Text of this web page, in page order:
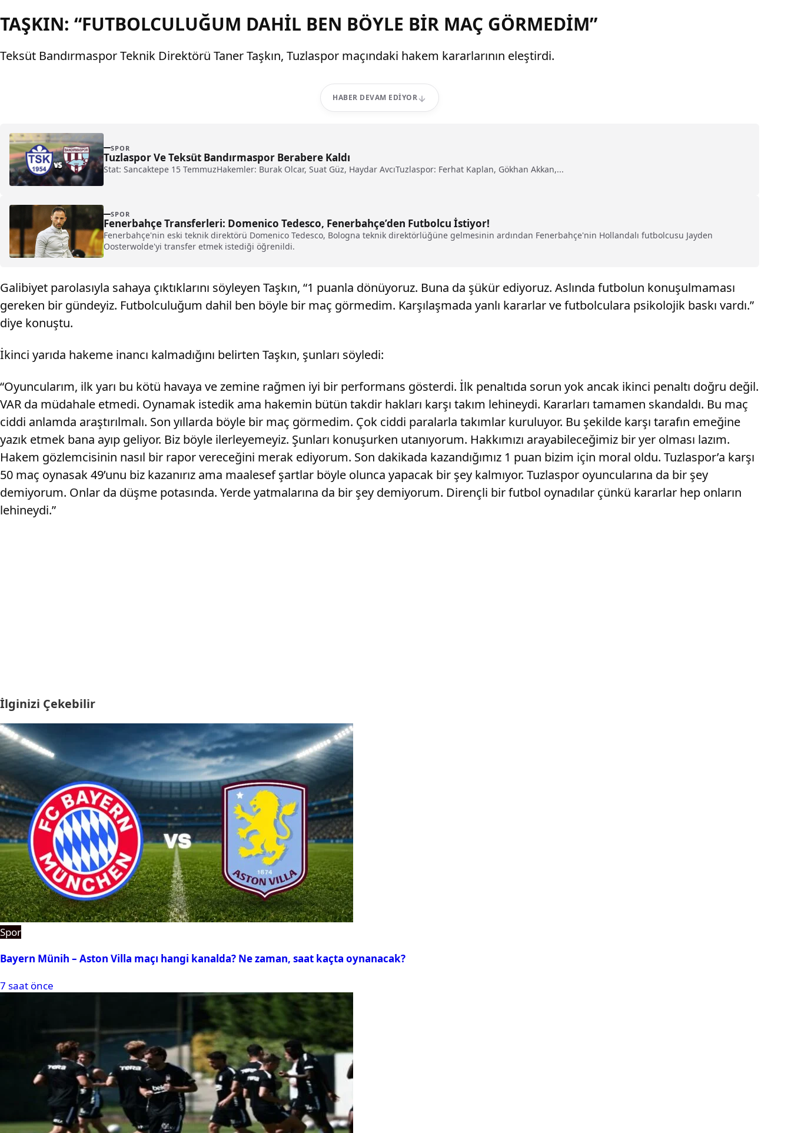
TAŞKIN: “FUTBOLCULUĞUM DAHİL BEN BÖYLE BİR MAÇ GÖRMEDİM”
Teksüt Bandırmaspor Teknik Direktörü Taner Taşkın, Tuzlaspor maçındaki hakem kararlarının eleştirdi.
HABER DEVAM EDIYOR
SPOR
Tuzlaspor Ve Teksüt Bandırmaspor Berabere Kaldı
Stat: Sancaktepe 15 TemmuzHakemler: Burak Olcar, Suat Güz, Haydar AvcıTuzlaspor: Ferhat Kaplan, Gökhan Akkan,...
SPOR
Fenerbahçe Transferleri: Domenico Tedesco, Fenerbahçe’den Futbolcu İstiyor!
Fenerbahçe'nin eski teknik direktörü Domenico Tedesco, Bologna teknik direktörlüğüne gelmesinin ardından Fenerbahçe'nin Hollandalı futbolcusu Jayden
Oosterwolde'yi transfer etmek istediği öğrenildi.
Galibiyet parolasıyla sahaya çıktıklarını söyleyen Taşkın, “1 puanla dönüyoruz. Buna da şükür ediyoruz. Aslında futbolun konuşulmaması
gereken bir gündeyiz. Futbolculuğum dahil ben böyle bir maç görmedim. Karşılaşmada yanlı kararlar ve futbolculara psikolojik baskı vardı.”
diye konuştu.
İkinci yarıda hakeme inancı kalmadığını belirten Taşkın, şunları söyledi:
“Oyuncularım, ilk yarı bu kötü havaya ve zemine rağmen iyi bir performans gösterdi. İlk penaltıda sorun yok ancak ikinci penaltı doğru değil.
VAR da müdahale etmedi. Oynamak istedik ama hakemin bütün takdir hakları karşı takım lehineydi. Kararları tamamen skandaldı. Bu maç
ciddi anlamda araştırılmalı. Son yıllarda böyle bir maç görmedim. Çok ciddi paralarla takımlar kuruluyor. Bu şekilde karşı tarafın emeğine
yazık etmek bana ayıp geliyor. Biz böyle ilerleyemeyiz. Şunları konuşurken utanıyorum. Hakkımızı arayabileceğimiz bir yer olması lazım.
Hakem gözlemcisinin nasıl bir rapor vereceğini merak ediyorum. Son dakikada kazandığımız 1 puan bizim için moral oldu. Tuzlaspor’a karşı
50 maç oynasak 49’unu biz kazanırız ama maalesef şartlar böyle olunca yapacak bir şey kalmıyor. Tuzlaspor oyuncularına da bir şey
demiyorum. Onlar da düşme potasında. Yerde yatmalarına da bir şey demiyorum. Dirençli bir futbol oynadılar çünkü kararlar hep onların
lehineydi.”
İlginizi Çekebilir
Spor
Bayern Münih – Aston Villa maçı hangi kanalda? Ne zaman, saat kaçta oynanacak?
7 saat önce